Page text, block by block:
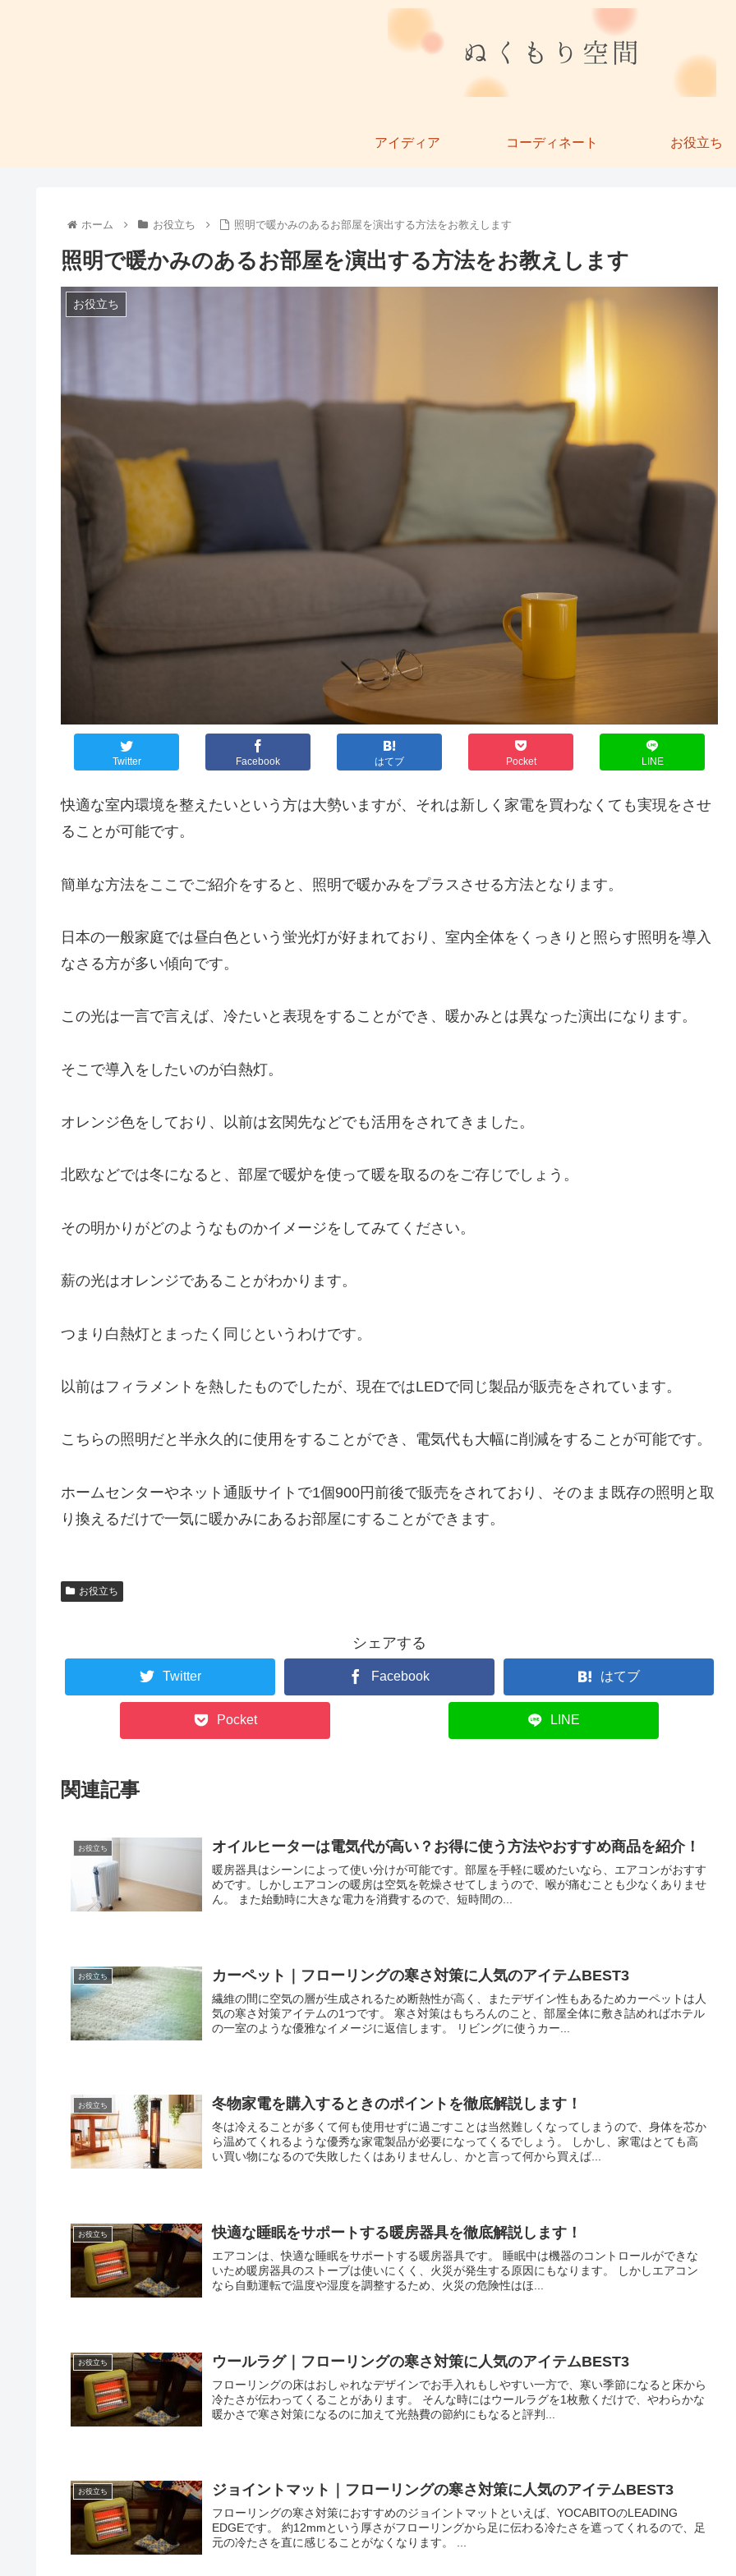
アイディア コーディネート お役立ち
ホーム お役立ち 照明で暖かみのあるお部屋を演出する方法をお教えします
照明で暖かみのあるお部屋を演出する方法をお教えします
お役立ち
Twitter Facebook はてブ Pocket LINE
快適な室内環境を整えたいという方は大勢いますが、それは新しく家電を買わなくても実現をさせ
ることが可能です。
簡単な方法をここでご紹介をすると、照明で暖かみをプラスさせる方法となります。
日本の一般家庭では昼白色という蛍光灯が好まれており、室内全体をくっきりと照らす照明を導入
なさる方が多い傾向です。
この光は一言で言えば、冷たいと表現をすることができ、暖かみとは異なった演出になります。
そこで導入をしたいのが白熱灯。
オレンジ色をしており、以前は玄関先などでも活用をされてきました。
北欧などでは冬になると、部屋で暖炉を使って暖を取るのをご存じでしょう。
その明かりがどのようなものかイメージをしてみてください。
薪の光はオレンジであることがわかります。
つまり白熱灯とまったく同じというわけです。
以前はフィラメントを熱したものでしたが、現在ではLEDで同じ製品が販売をされています。
こちらの照明だと半永久的に使用をすることができ、電気代も大幅に削減をすることが可能です。
ホームセンターやネット通販サイトで1個900円前後で販売をされており、そのまま既存の照明と取
り換えるだけで一気に暖かみにあるお部屋にすることができます。
お役立ち
シェアする
Twitter Facebook はてブ
Pocket LINE
関連記事
お役立ち オイルヒーターは電気代が高い？お得に使う方法やおすすめ商品を紹介！
暖房器具はシーンによって使い分けが可能です。部屋を手軽に暖めたいなら、エアコンがおすす
めです。しかしエアコンの暖房は空気を乾燥させてしまうので、喉が痛むことも少なくありませ
ん。 また始動時に大きな電力を消費するので、短時間の...
お役立ち カーペット｜フローリングの寒さ対策に人気のアイテムBEST3
繊維の間に空気の層が生成されるため断熱性が高く、またデザイン性もあるためカーペットは人
気の寒さ対策アイテムの1つです。 寒さ対策はもちろんのこと、部屋全体に敷き詰めればホテル
の一室のような優雅なイメージに返信します。 リビングに使うカー...
お役立ち 冬物家電を購入するときのポイントを徹底解説します！
冬は冷えることが多くて何も使用せずに過ごすことは当然難しくなってしまうので、身体を芯か
ら温めてくれるような優秀な家電製品が必要になってくるでしょう。 しかし、家電はとても高
い買い物になるので失敗したくはありませんし、かと言って何から買えば...
お役立ち 快適な睡眠をサポートする暖房器具を徹底解説します！
エアコンは、快適な睡眠をサポートする暖房器具です。 睡眠中は機器のコントロールができな
いため暖房器具のストーブは使いにくく、火災が発生する原因にもなります。 しかしエアコン
なら自動運転で温度や湿度を調整するため、火災の危険性はほ...
お役立ち ウールラグ｜フローリングの寒さ対策に人気のアイテムBEST3
フローリングの床はおしゃれなデザインでお手入れもしやすい一方で、寒い季節になると床から
冷たさが伝わってくることがあります。 そんな時にはウールラグを1枚敷くだけで、やわらかな
暖かさで寒さ対策になるのに加えて光熱費の節約にもなると評判...
お役立ち ジョイントマット｜フローリングの寒さ対策に人気のアイテムBEST3
フローリングの寒さ対策におすすめのジョイントマットといえば、YOCABITOのLEADING
EDGEです。 約12mmという厚さがフローリングから足に伝わる冷たさを遮ってくれるので、足